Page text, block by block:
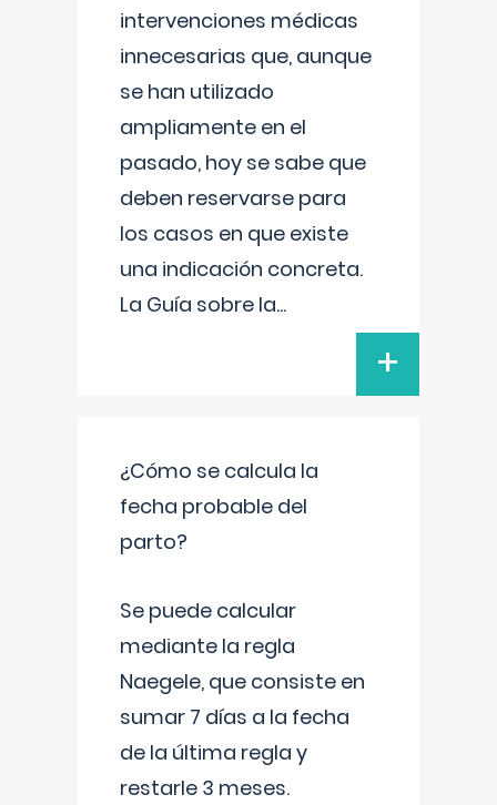
intervenciones médicas
innecesarias que, aunque
se han utilizado
ampliamente en el
pasado, hoy se sabe que
deben reservarse para
los casos en que existe
una indicación concreta.
La Guía sobre la...
+
¿Cómo se calcula la
fecha probable del
parto?
Se puede calcular
mediante la regla
Naegele, que consiste en
sumar 7 días a la fecha
de la última regla y
restarle 3 meses.